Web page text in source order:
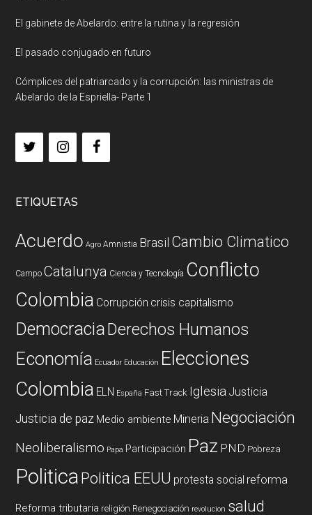
El gabinete de Abelardo: entre la rutina y la regresión
El pasado conjugado en futuro
Cómplices del patriarcado y la corrupción: las ministras de
Abelardo de la Espriella- Parte 1
ETIQUETAS
Acuerdo Agro Amnistia Brasil Cambio Climatico
Campo Catalunya Ciencia y Tecnología Conflicto
Colombia Corrupción crisis capitalismo
DemocraciaDerechos Humanos
Economía Ecuador Educación Elecciones
Colombia ELN España Fast Track Iglesia Justicia
Justicia de paz Medio ambiente Mineria Negociación
Neoliberalismo Papa Participación Paz PND Pobreza
PoliticaPolitica EEUU protesta social reforma
Reforma tributaria religión Renegociación revolucion salud